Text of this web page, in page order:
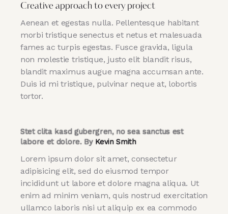
Creative approach to every project
Aenean et egestas nulla. Pellentesque habitant
morbi tristique senectus et netus et malesuada
fames ac turpis egestas. Fusce gravida, ligula
non molestie tristique, justo elit blandit risus,
blandit maximus augue magna accumsan ante.
Duis id mi tristique, pulvinar neque at, lobortis
tortor.
Stet clita kasd gubergren, no sea sanctus est
labore et dolore. By Kevin Smith
Lorem ipsum dolor sit amet, consectetur
adipisicing elit, sed do eiusmod tempor
incididunt ut labore et dolore magna aliqua. Ut
enim ad minim veniam, quis nostrud exercitation
ullamco laboris nisi ut aliquip ex ea commodo